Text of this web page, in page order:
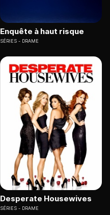
Enquête à haut risque
SÉRIES DRAME
Desperate Housewives
SÉRIES DRAME